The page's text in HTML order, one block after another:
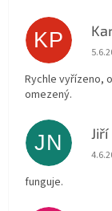
KP
Rychle vyřízeno,
omezený.
JN
funguje.